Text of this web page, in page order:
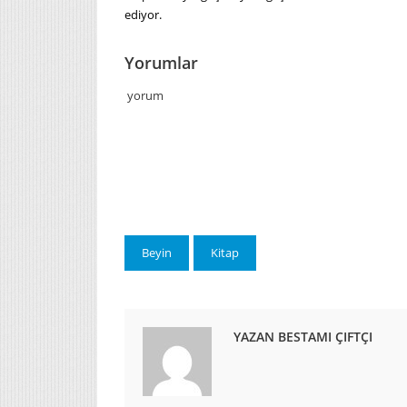
ediyor.
Yorumlar
yorum
Beyin Kitap
YAZAN BESTAMI ÇIFTÇI